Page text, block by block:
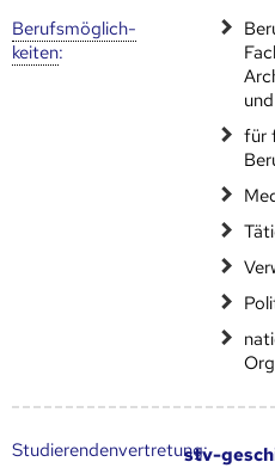
Berufs­möglich­
keiten:
für
Studierendenvertretung:
stv-